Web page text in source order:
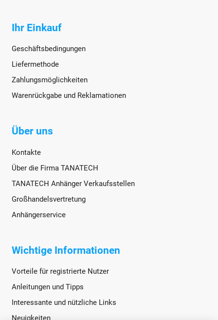
Ihr Einkauf
Geschäftsbedingungen
Liefermethode
Zahlungsmöglichkeiten
Warenrückgabe und Reklamationen
Über uns
Kontakte
Über die Firma TANATECH
TANATECH Anhänger Verkaufsstellen
Großhandelsvertretung
Anhängerservice
Wichtige Informationen
Vorteile für registrierte Nutzer
Anleitungen und Tipps
Interessante und nützliche Links
Neuigkeiten